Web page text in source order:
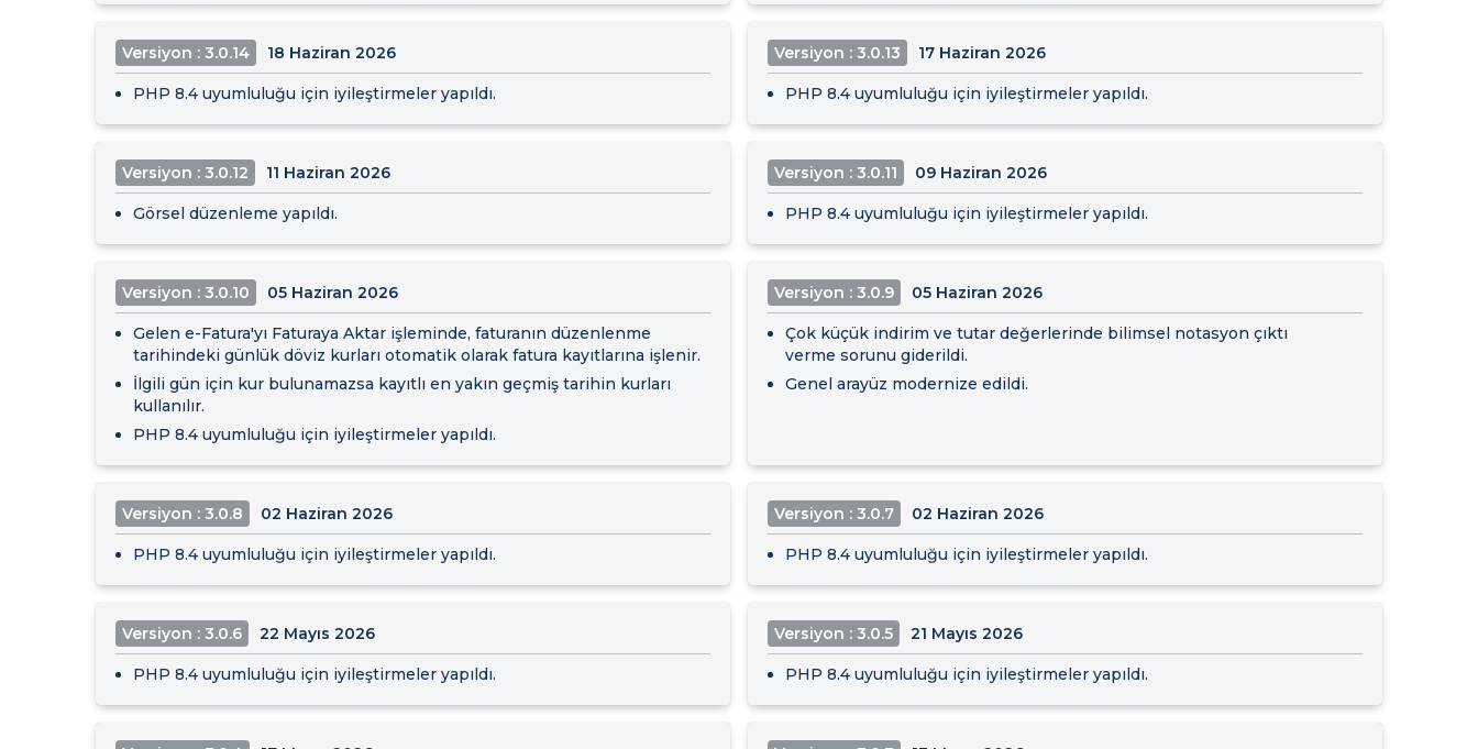
Versiyon : 3.0.14 18 Haziran 2026
PHP 8.4 uyumluluğu için iyileştirmeler yapıldı.
Versiyon : 3.0.13 17 Haziran 2026
PHP 8.4 uyumluluğu için iyileştirmeler yapıldı.
Versiyon : 3.0.12 11 Haziran 2026
Görsel düzenleme yapıldı.
Versiyon : 3.0.11 09 Haziran 2026
PHP 8.4 uyumluluğu için iyileştirmeler yapıldı.
Versiyon : 3.0.10 05 Haziran 2026
Gelen e-Fatura'yı Faturaya Aktar işleminde, faturanın düzenlenme
tarihindeki günlük döviz kurları otomatik olarak fatura kayıtlarına işlenir.
İlgili gün için kur bulunamazsa kayıtlı en yakın geçmiş tarihin kurları
kullanılır.
PHP 8.4 uyumluluğu için iyileştirmeler yapıldı.
Versiyon : 3.0.9 05 Haziran 2026
Çok küçük indirim ve tutar değerlerinde bilimsel notasyon çıktı
verme sorunu giderildi.
Genel arayüz modernize edildi.
Versiyon : 3.0.8 02 Haziran 2026
PHP 8.4 uyumluluğu için iyileştirmeler yapıldı.
Versiyon : 3.0.7 02 Haziran 2026
PHP 8.4 uyumluluğu için iyileştirmeler yapıldı.
Versiyon : 3.0.6 22 Mayıs 2026
PHP 8.4 uyumluluğu için iyileştirmeler yapıldı.
Versiyon : 3.0.5 21 Mayıs 2026
PHP 8.4 uyumluluğu için iyileştirmeler yapıldı.